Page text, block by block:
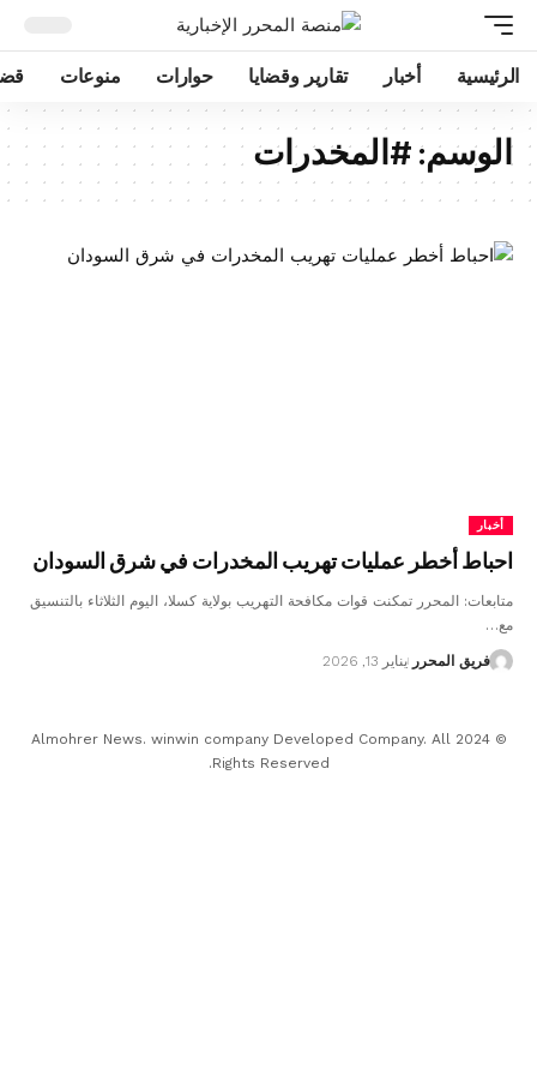
الرئيسية أخبار تقارير وقضايا حوارات منوعات
الوسم: #المخدرات
أخبار
احباط أخطر عمليات تهريب المخدرات في شرق السودان
متابعات: المحرر تمكنت قوات مكافحة التهريب بولاية كسلا، اليوم الثلاثاء بالتنسيق
مع…
فريق المحرر يناير 13, 2026
© 2024 Almohrer News. winwin company Developed Company. All
Rights Reserved.